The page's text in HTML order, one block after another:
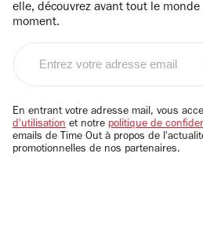
elle, découvrez avant tout le
moment.
email
En entrant votre adresse mail, vous
d'utilisation et notre politique de
emails de Time Out à propos de
promotionnelles de nos partenaires.